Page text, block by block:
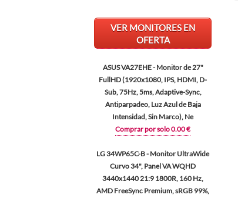
VER MONITORES EN
OFERTA
ASUS VA27EHE - Monitor de 27"
FullHD (1920x1080, IPS, HDMI, D-
Sub, 75Hz, 5ms, Adaptive-Sync,
Antiparpadeo, Luz Azul de Baja
Intensidad, Sin Marco), Ne
Comprar por solo 0.00 €
LG 34WP65C-B - Monitor UltraWide
Curvo 34", Panel VA WQHD
3440x1440 21:9 1800R, 160 Hz,
AMD FreeSync Premium, sRGB 99%,